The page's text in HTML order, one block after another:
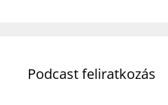
Podcast feliratkozás